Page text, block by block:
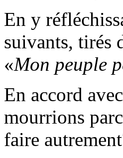
En y
suivants, tirés
«Mon peuple
En accord
mourrions
faire